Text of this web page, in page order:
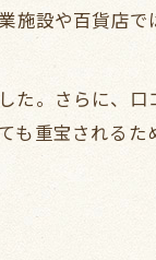
施設や百貨店
た。さらに、
も重宝される